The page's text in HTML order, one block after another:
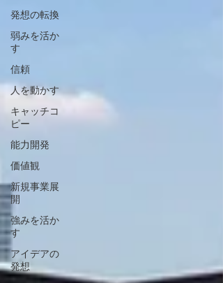
発想の転換
弱みを活か
す
信頼
人を動かす
キャッチコ
ピー
能力開発
価値観
新規事業展
開
強みを活か
す
アイデアの
発想